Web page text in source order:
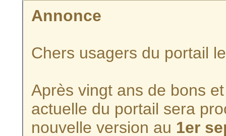
Annonce
Chers usagers du portail
Après vingt ans de bons
actuelle du portail sera
nouvelle version au 1er